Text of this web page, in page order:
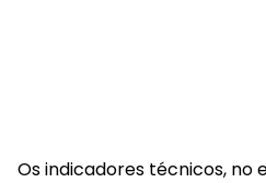
Os indicadores técnicos, no